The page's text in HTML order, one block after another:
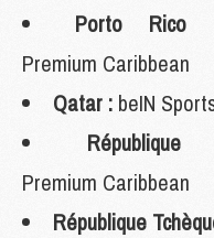
Porto Rico
Premium Caribbean
Qatar : beIN
Premium Caribbean
République